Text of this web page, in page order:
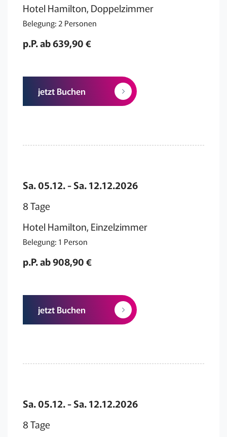
Hotel Hamilton, Doppelzimmer
Belegung: 2 Personen
p.P. ab 639,90 €
jetzt Buchen
Sa. 05.12. - Sa. 12.12.2026
8 Tage
Hotel Hamilton, Einzelzimmer
Belegung: 1 Person
p.P. ab 908,90 €
jetzt Buchen
Sa. 05.12. - Sa. 12.12.2026
8 Tage